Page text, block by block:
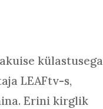
külastusega
LEAFtv-s,
Erini kirglik